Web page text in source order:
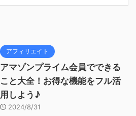
アフィリエイト
アマゾンプライム会員でできる
こと大全！お得な機能をフル活
用しよう♪
2024/8/31